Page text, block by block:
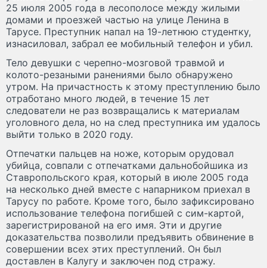
25 июля 2005 года в лесополосе между жилыми
домами и проезжей частью на улице Ленина в
Тарусе. Преступник напал на 19-летнюю студентку,
изнасиловал, забрал ее мобильный телефон и убил.
Тело девушки с черепно-мозговой травмой и
колото-резаными ранениями было обнаружено
утром. На причастность к этому преступлению было
отработано много людей, в течение 15 лет
следователи не раз возвращались к материалам
уголовного дела, но на след преступника им удалось
выйти только в 2020 году.
Отпечатки пальцев на ноже, которым орудовал
убийца, совпали с отпечатками дальнобойшика из
Ставропольского края, который в июле 2005 года
на несколько дней вместе с напарником приехал в
Тарусу по работе. Кроме того, было зафиксировано
использование телефона погибшей с сим-картой,
зарегистрированой на его имя. Эти и другие
доказательства позволили предъявить обвинение в
совершении всех этих преступлений. Он был
доставлен в Калугу и заключен под стражу.